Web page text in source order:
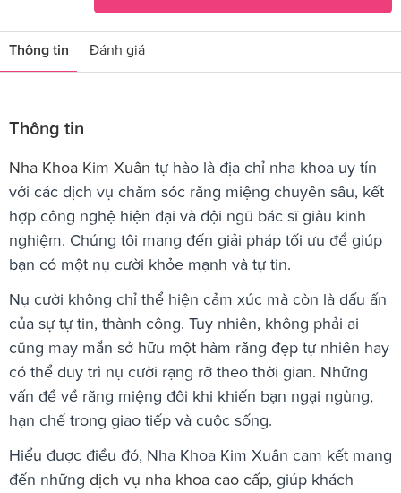
Thông tin Đánh giá
Thông tin
Nha Khoa Kim Xuân tự hào là địa chỉ nha khoa uy tín
với các dịch vụ chăm sóc răng miệng chuyên sâu, kết
hợp công nghệ hiện đại và đội ngũ bác sĩ giàu kinh
nghiệm. Chúng tôi mang đến giải pháp tối ưu để giúp
bạn có một nụ cười khỏe mạnh và tự tin.
Nụ cười không chỉ thể hiện cảm xúc mà còn là dấu ấn
của sự tự tin, thành công. Tuy nhiên, không phải ai
cũng may mắn sở hữu một hàm răng đẹp tự nhiên hay
có thể duy trì nụ cười rạng rỡ theo thời gian. Những
vấn đề về răng miệng đôi khi khiến bạn ngại ngùng,
hạn chế trong giao tiếp và cuộc sống.
Hiểu được điều đó, Nha Khoa Kim Xuân cam kết mang
đến những dịch vụ nha khoa cao cấp, giúp khách